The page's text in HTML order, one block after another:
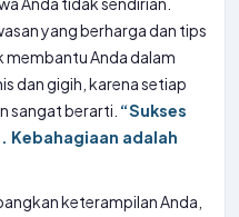
yang berharga dan tips
Anda dalam
dan gigih, karena setiap
sangat berarti. “Sukses
Kebahagiaan adalah
keterampilan Anda,